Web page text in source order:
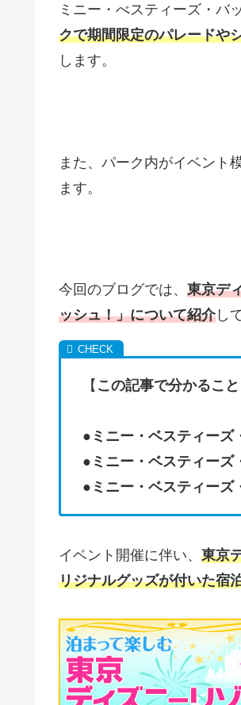
ミニー・べスティーズ・バ
クで期間限定のパレードや
します。
また、パーク内がイベント
ます。
今回のブログでは、 東京デ
ッシュ！」について紹介し
【 この記事で分かること
● ミニー・ベスティー
● ミニー・ベスティー
● ミニー・ベスティー
イベント開催に伴い、 東京
リジナルグッズが付いた宿